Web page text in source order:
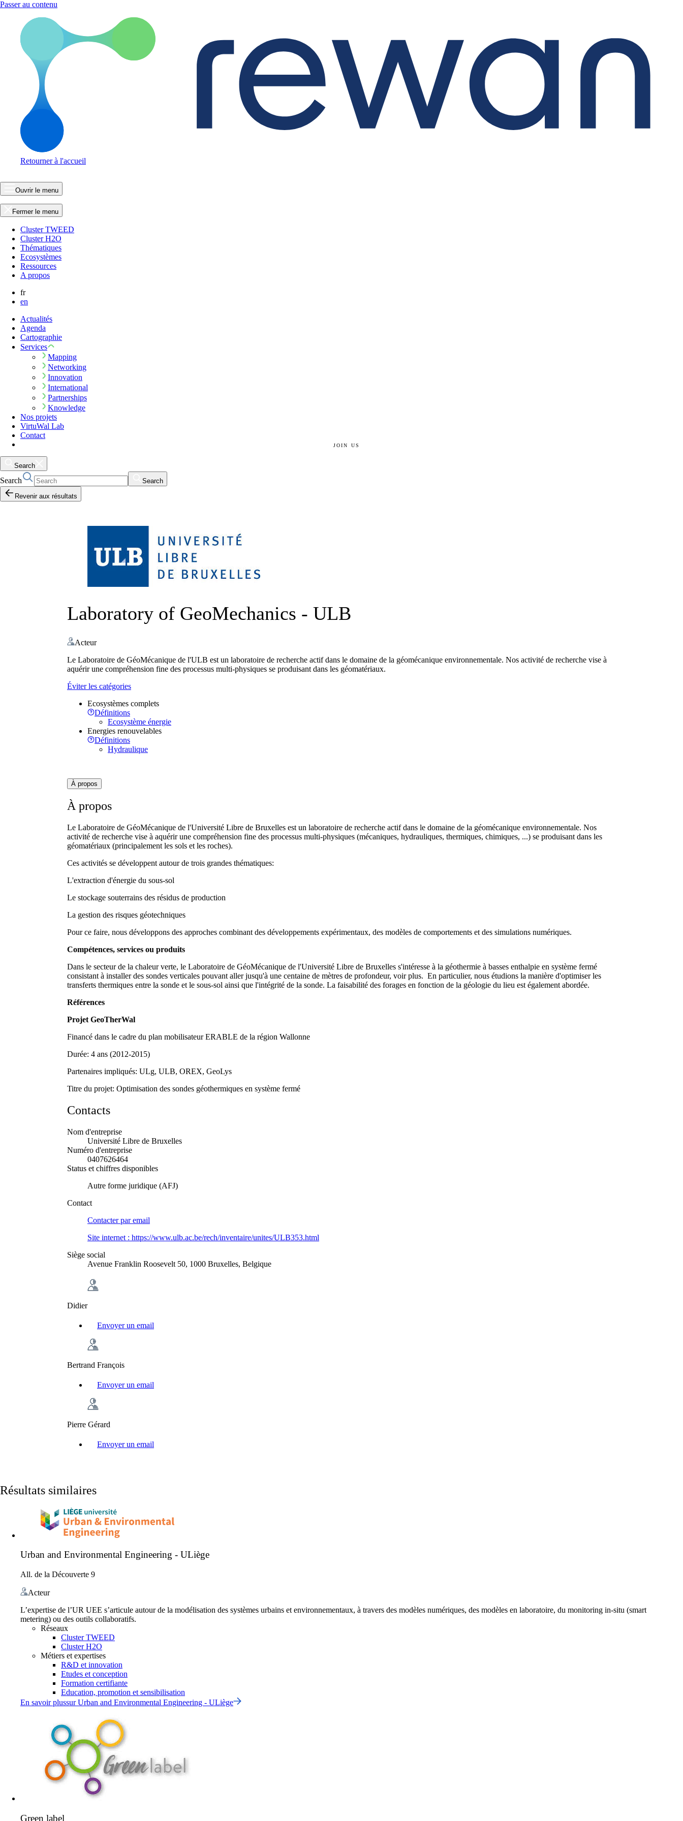
Passer au contenu
Retourner à l'accueil
Ouvrir le menu
Fermer le menu
Cluster TWEED
Cluster H2O
Thématiques
Ecosystèmes
Ressources
A propos
fr
en
Actualités
Agenda
Cartographie
Services
Mapping
Networking
Innovation
International
Partnerships
Knowledge
Nos projets
VirtuWal Lab
Contact
JOIN US
Search
Search
Search
Revenir aux résultats
Laboratory of GeoMechanics - ULB
Acteur
Le Laboratoire de GéoMécanique de l'ULB est un laboratoire de recherche actif dans le domaine de la géomécanique environnementale. Nos activité de recherche vise à
aquérir une compréhension fine des processus multi-physiques se produisant dans les géomatériaux.
Éviter les catégories
Ecosystèmes complets
Définitions
Ecosystème énergie
Energies renouvelables
Définitions
Hydraulique
À propos
À propos
Le Laboratoire de GéoMécanique de l'Université Libre de Bruxelles est un laboratoire de recherche actif dans le domaine de la géomécanique environnementale. Nos
activité de recherche vise à aquérir une compréhension fine des processus multi-physiques (mécaniques, hydrauliques, thermiques, chimiques, ...) se produisant dans les
géomatériaux (principalement les sols et les roches).
Ces activités se développent autour de trois grandes thématiques:
L'extraction d'énergie du sous-sol
Le stockage souterrains des résidus de production
La gestion des risques géotechniques
Pour ce faire, nous développons des approches combinant des développements expérimentaux, des modèles de comportements et des simulations numériques.
Compétences, services ou produits
Dans le secteur de la chaleur verte, le Laboratoire de GéoMécanique de l'Université Libre de Bruxelles s'intéresse à la géothermie à basses enthalpie en système fermé
consistant à installer des sondes verticales pouvant aller jusqu'à une centaine de mètres de profondeur, voir plus. En particulier, nous étudions la manière d'optimiser les
transferts thermiques entre la sonde et le sous-sol ainsi que l'intégrité de la sonde. La faisabilité des forages en fonction de la géologie du lieu est également abordée.
Références
Projet GeoTherWal
Financé dans le cadre du plan mobilisateur ERABLE de la région Wallonne
Durée: 4 ans (2012-2015)
Partenaires impliqués: ULg, ULB, OREX, GeoLys
Titre du projet: Optimisation des sondes géothermiques en système fermé
Contacts
Nom d'entreprise
Université Libre de Bruxelles
Numéro d'entreprise
0407626464
Status et chiffres disponibles
Autre forme juridique (AFJ)
Contact
Contacter par email
Site internet : https://www.ulb.ac.be/rech/inventaire/unites/ULB353.html
Siège social
Avenue Franklin Roosevelt 50, 1000 Bruxelles, Belgique
Didier
Envoyer un email
Bertrand François
Envoyer un email
Pierre Gérard
Envoyer un email
Résultats similaires
Urban and Environmental Engineering - ULiège
All. de la Découverte 9
Acteur
L’expertise de l’UR UEE s’articule autour de la modélisation des systèmes urbains et environnementaux, à travers des modèles numériques, des modèles en laboratoire, du monitoring in-situ (smart
metering) ou des outils collaboratifs.
Réseaux
Cluster TWEED
Cluster H2O
Métiers et expertises
R&D et innovation
Etudes et conception
Formation certifiante
Education, promotion et sensibilisation
En savoir plussurUrban and Environmental Engineering - ULiège
Green label